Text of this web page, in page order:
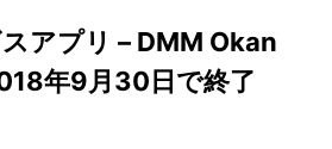
アプリ – DMM Okan
年9月30日で終了
テレワーク